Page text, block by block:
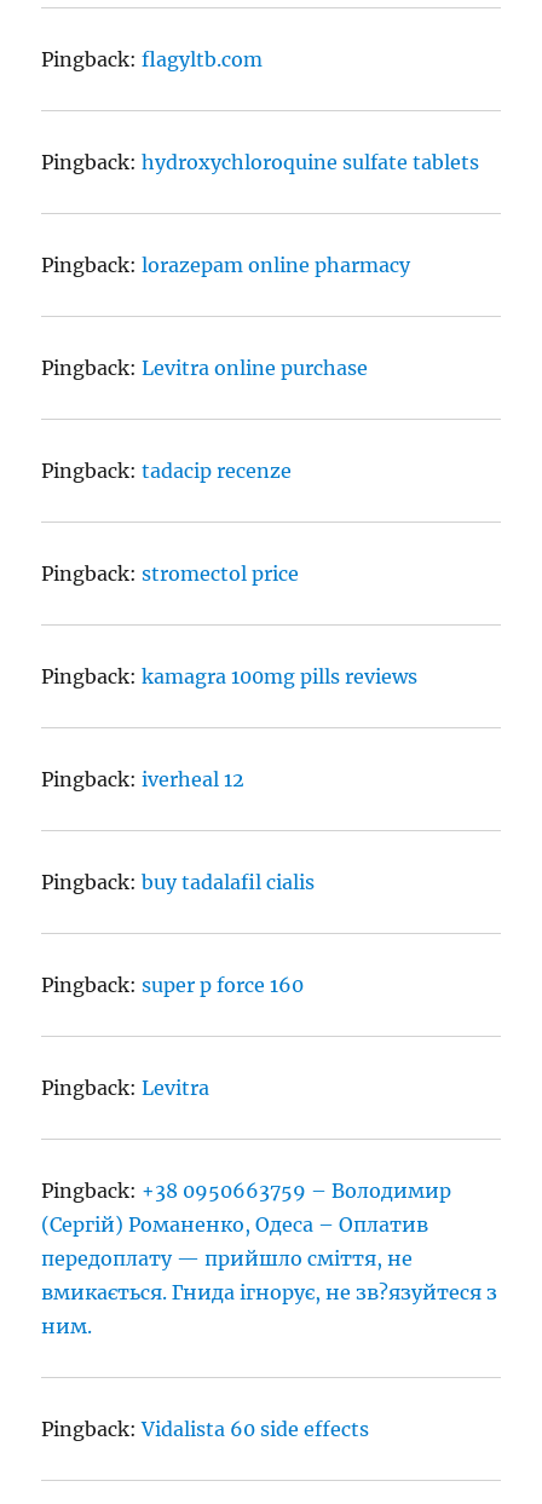
Pingback:flagyltb.com
Pingback:hydroxychloroquine sulfate tablets
Pingback:lorazepam online pharmacy
Pingback:Levitra online purchase
Pingback:tadacip recenze
Pingback:stromectol price
Pingback:kamagra 100mg pills reviews
Pingback:iverheal 12
Pingback:buy tadalafil cialis
Pingback:super p force 160
Pingback:Levitra
Pingback: +38 0950663759 – Володимир
(Сергій) Романенко, Одеса – Оплатив
передоплату — прийшло сміття, не
вмикається. Гнида ігнорує, не зв?язуйтеся з
ним.
Pingback:Vidalista 60 side effects